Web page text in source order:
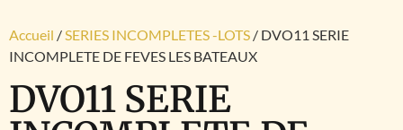
Accueil /SERIES INCOMPLETES -LOTS / DVO11 SERIE
INCOMPLETE DE FEVES LES BATEAUX
DVO11 SERIE